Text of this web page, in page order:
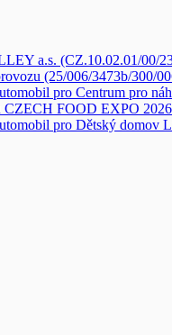
a.s. (CZ.10.02.01/00/
(25/006/3473b/300/
pro Centrum pro
CZECH FOOD EXPO
pro Dětský domov